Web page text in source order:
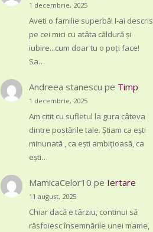
1 decembrie, 2025
Aveti o familie superbă! I-ai descris
pe cei mici cu atâta căldură și
iubire...cum doar tu o poți face!
Sa…
Andreea stanescu pe Timp
1 decembrie, 2025
Am citit cu sufletul la gura câteva
dintre postările tale. Știam ca ești
minunată , ca ești ambițioasă, ca
ești…
MamicaCelor10 pe Iertare
11 august, 2025
Chiar dacă e târziu, continui să
răsfoiesc însemnările unei mame,